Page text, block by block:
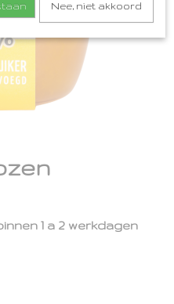
1 a 2 werkdagen
Nee, niet akkoord